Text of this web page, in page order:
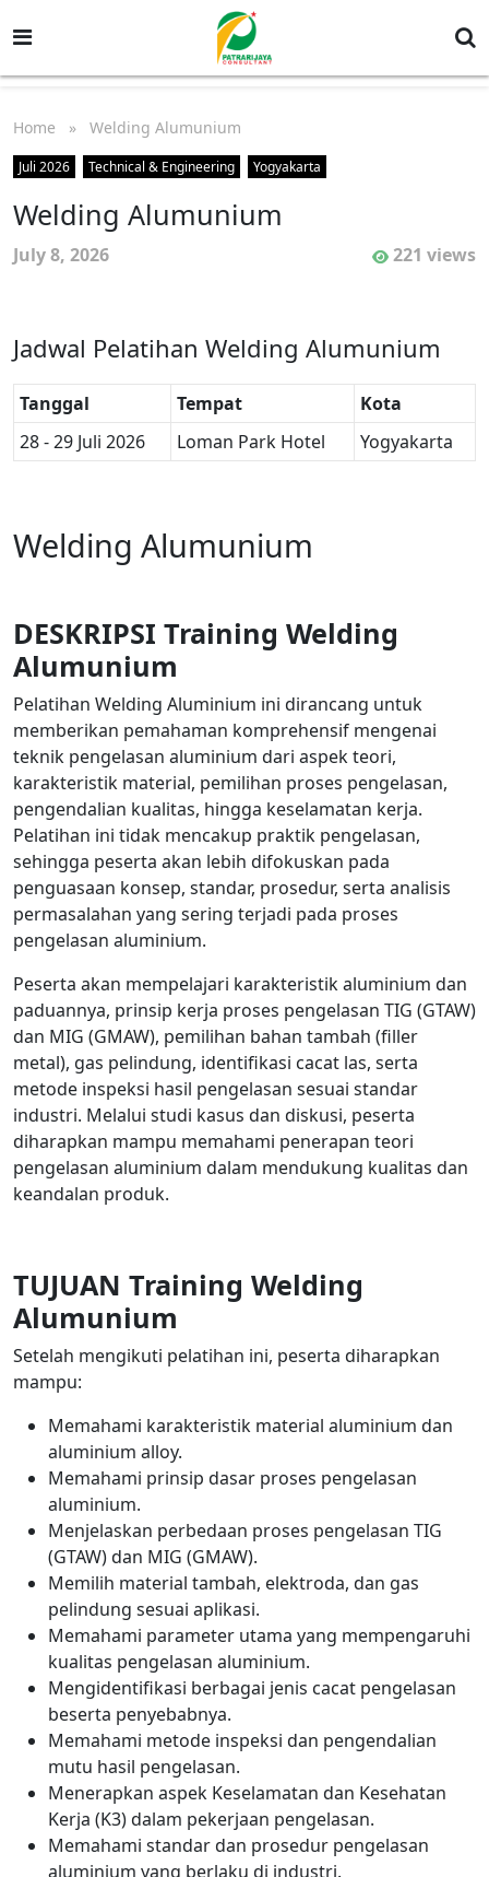
Home » Welding Alumunium
Juli 2026 Technical & Engineering Yogyakarta
Welding Alumunium
July 8, 2026 221 views
Jadwal Pelatihan Welding Alumunium
Tanggal Tempat
Kota
28 - 29 Juli 2026
Loman Park Hotel Yogyakarta
Welding Alumunium
DESKRIPSI Training Welding
Alumunium
Pelatihan Welding Aluminium ini dirancang untuk
memberikan pemahaman komprehensif mengenai
teknik pengelasan aluminium dari aspek teori,
karakteristik material, pemilihan proses pengelasan,
pengendalian kualitas, hingga keselamatan kerja.
Pelatihan ini tidak mencakup praktik pengelasan,
sehingga peserta akan lebih difokuskan pada
penguasaan konsep, standar, prosedur, serta analisis
permasalahan yang sering terjadi pada proses
pengelasan aluminium.
Peserta akan mempelajari karakteristik aluminium dan
paduannya, prinsip kerja proses pengelasan TIG (GTAW)
dan MIG (GMAW), pemilihan bahan tambah (filler
metal), gas pelindung, identifikasi cacat las, serta
metode inspeksi hasil pengelasan sesuai standar
industri. Melalui studi kasus dan diskusi, peserta
diharapkan mampu memahami penerapan teori
pengelasan aluminium dalam mendukung kualitas dan
keandalan produk.
TUJUAN Training Welding
Alumunium
Setelah mengikuti pelatihan ini, peserta diharapkan
mampu:
Memahami karakteristik material aluminium dan
aluminium alloy.
Memahami prinsip dasar proses pengelasan
aluminium.
Menjelaskan perbedaan proses pengelasan TIG
(GTAW) dan MIG (GMAW).
Memilih material tambah, elektroda, dan gas
pelindung sesuai aplikasi.
Memahami parameter utama yang mempengaruhi
kualitas pengelasan aluminium.
Mengidentifikasi berbagai jenis cacat pengelasan
beserta penyebabnya.
Memahami metode inspeksi dan pengendalian
mutu hasil pengelasan.
Menerapkan aspek Keselamatan dan Kesehatan
Kerja (K3) dalam pekerjaan pengelasan.
Memahami standar dan prosedur pengelasan
aluminium yang berlaku di industri.